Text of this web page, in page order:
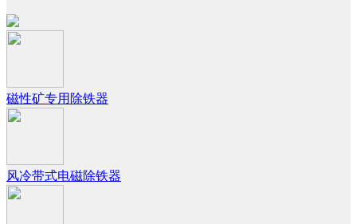
磁性矿专用除铁器
风冷带式电磁除铁器